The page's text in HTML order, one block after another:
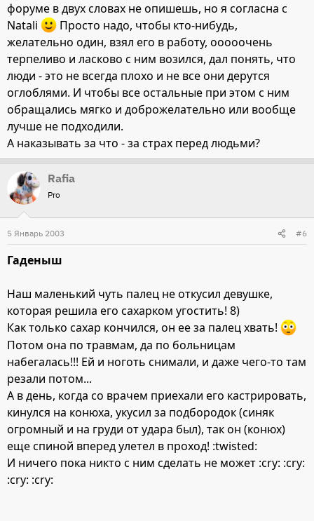
форуме в двух словах не опишешь, но я согласна с
Natali
Просто надо, чтобы кто-нибудь,
желательно один, взял его в работу, ооооочень
терпеливо и ласково с ним возился, дал понять, что
люди - это не всегда плохо и не все они дерутся
оглоблями. И чтобы все остальные при этом с ним
обращались мягко и доброжелательно или вообще
лучше не подходили.
А наказывать за что - за страх перед людьми?
Rafia
Pro
5 Январь 2003 #6
Гаденыш
Наш маленький чуть палец не откусил девушке,
которая решила его сахарком угостить! 8)
Как только сахар кончился, он ее за палец хвать!
Потом она по травмам, да по больницам
набегалась!!! Ей и ноготь снимали, и даже чего-то там
резали потом...
А в день, когда со врачем приехали его кастрировать,
кинулся на конюха, укусил за подбородок (синяк
огромный и на груди от удара был), так он (конюх)
еще спиной вперед улетел в проход! :twisted:
И ничего пока никто с ним сделать не может :cry: :cry:
:cry: :cry: